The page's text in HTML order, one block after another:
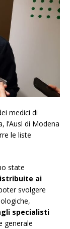
medici di
l’Ausl di Modena
le liste
state
ai
svolgere
specialisti
generale